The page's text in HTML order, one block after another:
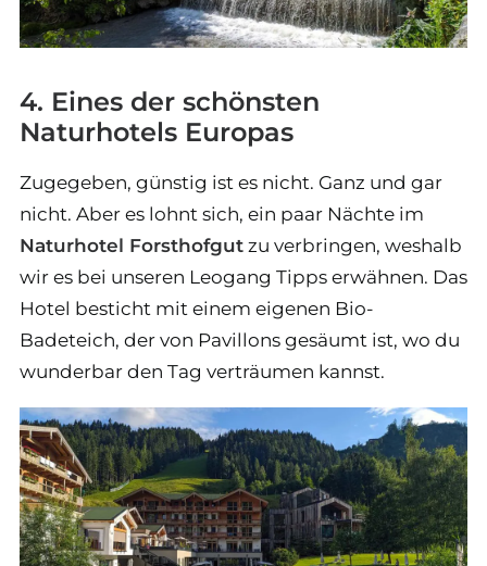
4. Eines der schönsten
Naturhotels Europas
Zugegeben, günstig ist es nicht. Ganz und gar
nicht. Aber es lohnt sich, ein paar Nächte im
Naturhotel Forsthofgut zu verbringen, weshalb
wir es bei unseren Leogang Tipps erwähnen. Das
Hotel besticht mit einem eigenen Bio-
Badeteich, der von Pavillons gesäumt ist, wo du
wunderbar den Tag verträumen kannst.